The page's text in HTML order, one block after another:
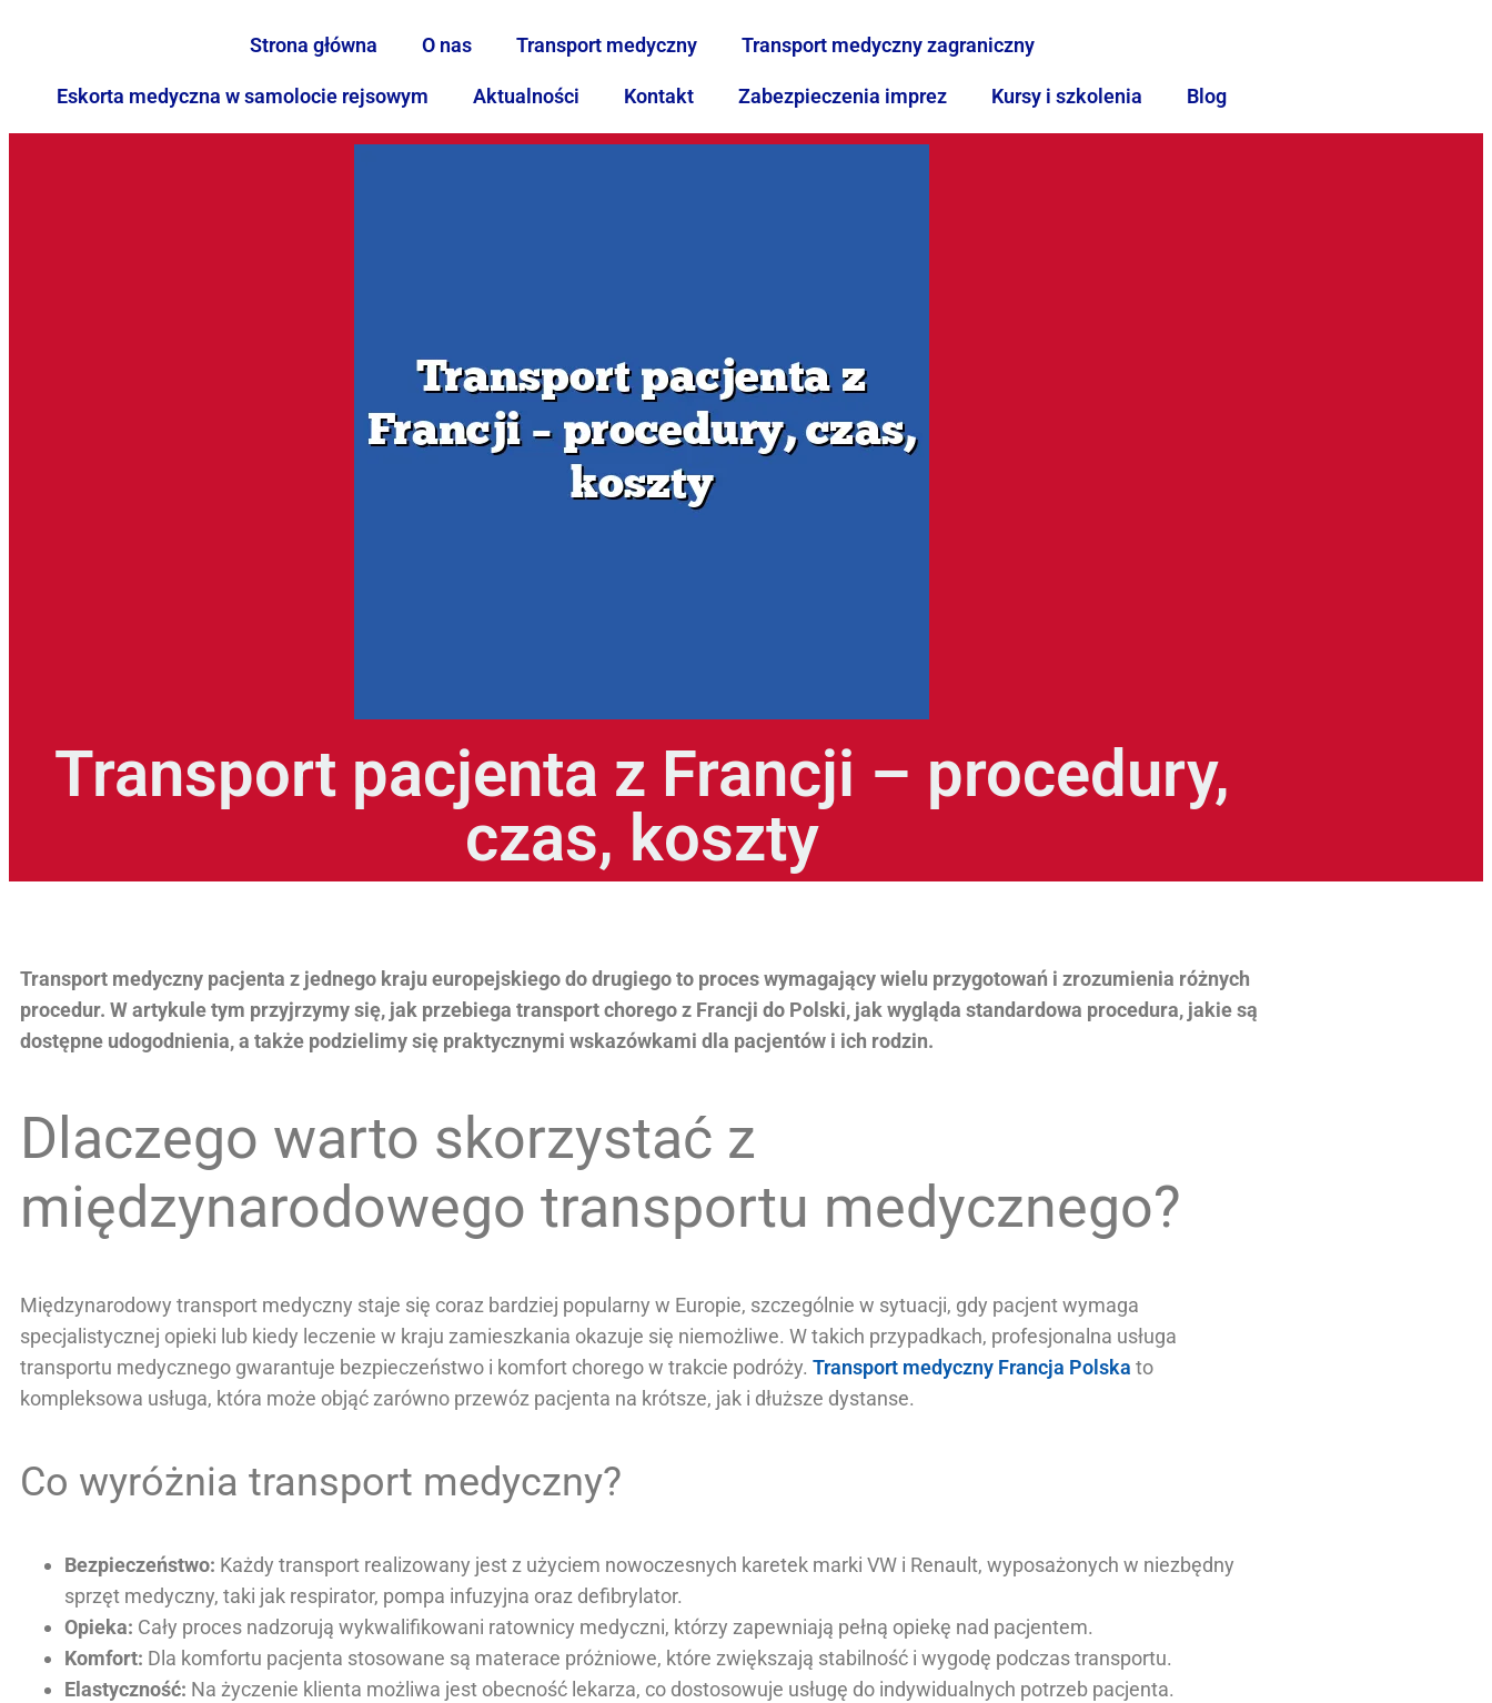
Strona główna O nas Transport medyczny Transport medyczny zagraniczny
Eskorta medyczna w samolocie rejsowym Aktualności Kontakt Zabezpieczenia imprez Kursy i szkolenia Blog
Transport pacjenta z Francji – procedury,
czas, koszty
Transport medyczny pacjenta z jednego kraju europejskiego do drugiego to proces wymagający wielu przygotowań i zrozumienia różnych
procedur. W artykule tym przyjrzymy się, jak przebiega transport chorego z Francji do Polski, jak wygląda standardowa procedura, jakie są
dostępne udogodnienia, a także podzielimy się praktycznymi wskazówkami dla pacjentów i ich rodzin.
Dlaczego warto skorzystać z
międzynarodowego transportu medycznego?
Międzynarodowy transport medyczny staje się coraz bardziej popularny w Europie, szczególnie w sytuacji, gdy pacjent wymaga
specjalistycznej opieki lub kiedy leczenie w kraju zamieszkania okazuje się niemożliwe. W takich przypadkach, profesjonalna usługa
transportu medycznego gwarantuje bezpieczeństwo i komfort chorego w trakcie podróży. Transport medyczny Francja Polska to
kompleksowa usługa, która może objąć zarówno przewóz pacjenta na krótsze, jak i dłuższe dystanse.
Co wyróżnia transport medyczny?
Bezpieczeństwo: Każdy transport realizowany jest z użyciem nowoczesnych karetek marki VW i Renault, wyposażonych w niezbędny
sprzęt medyczny, taki jak respirator, pompa infuzyjna oraz defibrylator.
Opieka: Cały proces nadzorują wykwalifikowani ratownicy medyczni, którzy zapewniają pełną opiekę nad pacjentem.
Komfort: Dla komfortu pacjenta stosowane są materace próżniowe, które zwiększają stabilność i wygodę podczas transportu.
Elastyczność: Na życzenie klienta możliwa jest obecność lekarza, co dostosowuje usługę do indywidualnych potrzeb pacjenta.